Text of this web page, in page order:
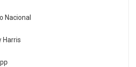
Nacional
Harris